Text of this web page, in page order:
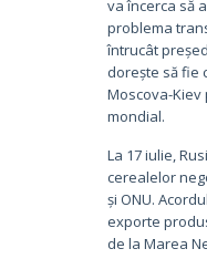
va încerca să
problema
întrucât
dorește să fie
Moscova-
mondial.
La 17 iulie,
cerealelor
și ONU.
exporte
de la Marea